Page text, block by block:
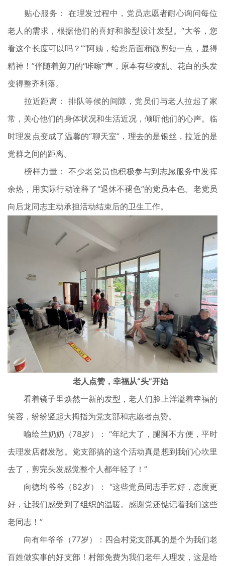
贴心服务： 在理发过程中，党员志愿者耐心询问每位
老人的需求，根据他们的喜好和脸型设计发型。“大爷，您
看这个长度可以吗？”“阿姨，给您后面稍微剪短一点，显得
精神！”伴随着剪刀的“咔嚓”声，原本有些凌乱、花白的头发
变得整齐利落。
拉近距离： 排队等候的间隙，党员们与老人拉起了家
常，关心他们的身体状况和生活近况，倾听他们的心声。临
时理发点变成了温馨的“聊天室”，理去的是银丝，拉近的是
党群之间的距离。
榜样力量： 不少老党员也积极参与到志愿服务中发挥
余热，用实际行动诠释了“退休不褪色”的党员本色。老党员
向后龙同志主动承担活动结束后的卫生工作。
老人点赞，幸福从“头”开始
看着镜子里焕然一新的发型，老人们脸上洋溢着幸福的
笑容，纷纷竖起大拇指为党支部和志愿者点赞。
喻绘兰奶奶（78岁）： “年纪大了，腿脚不方便，平时
去理发店都发愁。党支部搞的这个活动真是想到我们心坎里
去了，剪完头发感觉整个人都年轻了！”
向德均爷爷（82岁）： “这些党员同志手艺好，态度更
好，让我们感受到了组织的温暖。感谢党还惦记着我们这些
老同志！”
向有年爷爷（77岁）：四合村党支部真的是个为我们老
百姓做实事的好支部！村部免费为我们老年人理发，这是给